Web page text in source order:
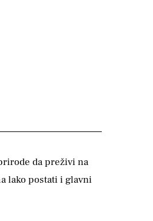
da preživi na
lako postati i glavni